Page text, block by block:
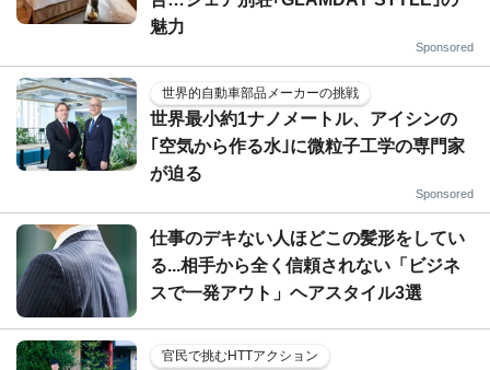
魅力
Sponsored
世界的自動車部品メーカーの挑戦
世界最小約1ナノメートル、アイシンの
｢空気から作る水｣に微粒子工学の専門家
が迫る
Sponsored
仕事のデキない人ほどこの髪形をしてい
る...相手から全く信頼されない「ビジネ
スで一発アウト」ヘアスタイル3選
官民で挑むHTTアクション